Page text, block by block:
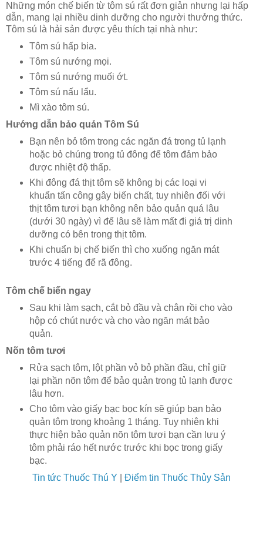
Những món chế biến từ tôm sú rất đơn giản nhưng lại hấp
dẫn, mang lại nhiều dinh dưỡng cho người thưởng thức.
Tôm sú là hải sản được yêu thích tại nhà như:
Tôm sú hấp bia.
Tôm sú nướng mọi.
Tôm sú nướng muối ớt.
Tôm sú nấu lẩu.
Mì xào tôm sú.
Hướng dẫn bảo quản Tôm Sú
Bạn nên bỏ tôm trong các ngăn đá trong tủ lạnh
hoặc bỏ chúng trong tủ đông để tôm đảm bảo
được nhiệt độ thấp.
Khi đông đá thịt tôm sẽ không bị các loại vi
khuẩn tấn công gây biến chất, tuy nhiên đối với
thịt tôm tươi bạn không nên bảo quản quá lâu
(dưới 30 ngày) vì để lâu sẽ làm mất đi giá trị dinh
dưỡng có bên trong thịt tôm.
Khi chuẩn bị chế biến thì cho xuống ngăn mát
trước 4 tiếng để rã đông.
Tôm chế biến ngay
Sau khi làm sạch, cắt bỏ đầu và chân rồi cho vào
hộp có chút nước và cho vào ngăn mát bảo
quản.
Nõn tôm tươi
Rửa sạch tôm, lột phần vỏ bỏ phần đầu, chỉ giữ
lại phần nõn tôm để bảo quản trong tủ lạnh được
lâu hơn.
Cho tôm vào giấy bạc bọc kín sẽ giúp bạn bảo
quản tôm trong khoảng 1 tháng. Tuy nhiên khi
thực hiện bảo quản nõn tôm tươi bạn cần lưu ý
tôm phải ráo hết nước trước khi bọc trong giấy
bạc.
Tin tức Thuốc Thú Y
Điểm tin Thuốc Thủy Sản